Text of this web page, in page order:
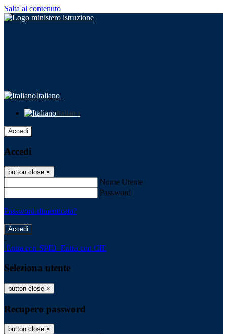
Salta al contenuto
Italiano
Italiano
Accedi
Accedi
button close ×
Nome Utente
Password
Password dimenticata?
-
Entra con SPID Entra con CIE
Seleziona utente
button close ×
Recupero password
button close ×